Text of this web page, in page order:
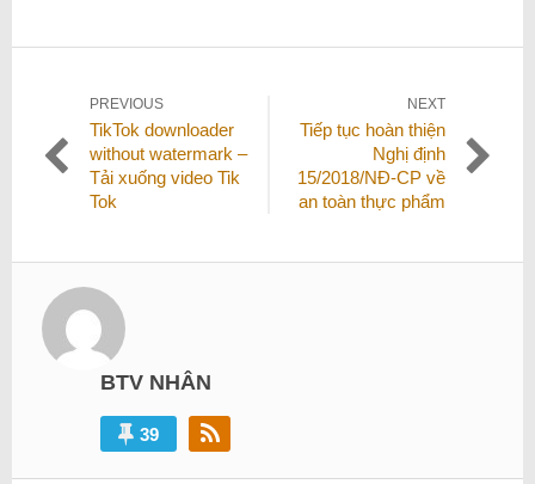
Điều
hướng
bài
viết
PREVIOUS
Previous
post:
TikTok downloader
without watermark –
Tải xuống video Tik
Tok
NEXT
Next
Tiếp tục hoàn thiện
Nghị định
15/2018/NĐ-CP về
an toàn thực phẩm
BTV NHÂN
39